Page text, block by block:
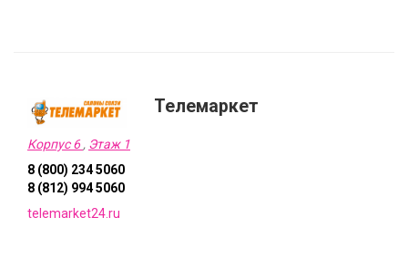
Телемаркет
Корпус 6, Этаж 1
8 (800) 234 5060
8 (812) 994 5060
telemarket24.ru